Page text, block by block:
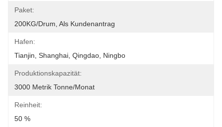
Paket:
200KG/Drum, Als Kundenantrag
Hafen:
Tianjin, Shanghai, Qingdao, Ningbo
Produktionskapazität:
3000 Metrik Tonne/Monat
Reinheit:
50 %